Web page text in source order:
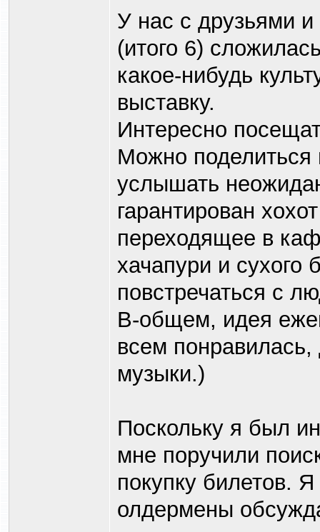
У нас с друзьями
(итого 6)
какое-нибудь
выставку.
Интересно
Можно
услышать
гарантирован
переходящее в
хачапури и сухого
повстречаться с
В-общем, идея
всем
музыки.)
Поскольку я был
мне поручили
покупку билетов.
олдермены